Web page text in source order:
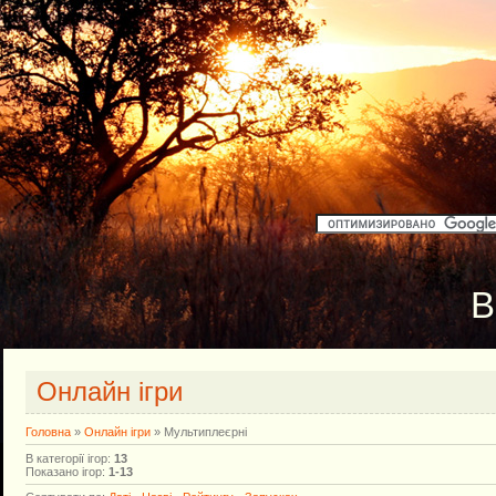
Онлайн ігри
Головна » Онлайн ігри » Мультиплеєрні
В категорії ігор: 13
Показано ігор: 1-13